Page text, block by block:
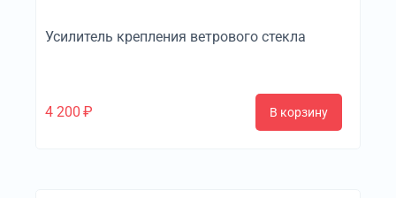
Усилитель крепления ветрового стекла
4 200 ₽ В корзину